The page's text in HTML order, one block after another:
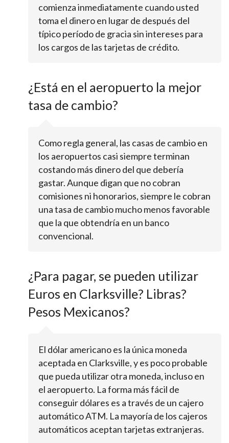
comienza inmediatamente cuando usted
toma el dinero en lugar de después del
típico período de gracia sin intereses para
los cargos de las tarjetas de crédito.
¿Está en el aeropuerto la mejor
tasa de cambio?
Como regla general, las casas de cambio en
los aeropuertos casi siempre terminan
costando más dinero del que debería
gastar. Aunque digan que no cobran
comisiones ni honorarios, siempre le cobran
una tasa de cambio mucho menos favorable
que la que obtendría en un banco
convencional.
¿Para pagar, se pueden utilizar
Euros en Clarksville? Libras?
Pesos Mexicanos?
El dólar americano es la única moneda
aceptada en Clarksville, y es poco probable
que pueda utilizar otra moneda, incluso en
el aeropuerto. La forma más fácil de
conseguir dólares es a través de un cajero
automático ATM. La mayoría de los cajeros
automáticos aceptan tarjetas extranjeras.